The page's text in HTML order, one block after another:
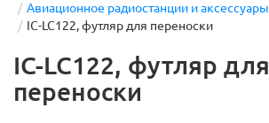
Авиационное радиостанции и аксессуары
IC-LC122, футляр для переноски
IC-LC122, футляр для
переноски